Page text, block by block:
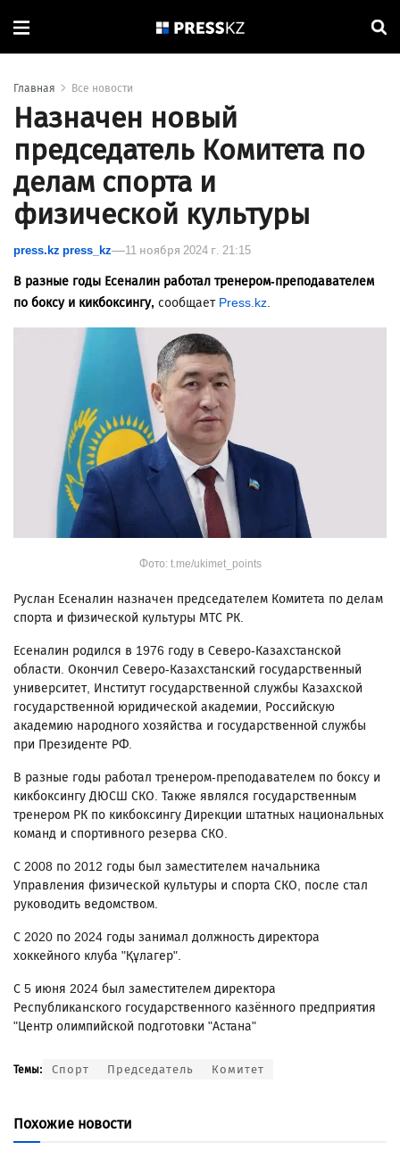
Главная Все новости
Назначен новый
председатель Комитета по
делам спорта и
физической культуры
press.kz press_kz 11 ноября 2024 г. 21:15
В разные годы Есеналин работал тренером-преподавателем
по боксу и кикбоксингу, сообщает Press.kz.
Фото: t.me/ukimet_points
Руслан Есеналин назначен председателем Комитета по делам
спорта и физической культуры МТС РК.
Есеналин родился в 1976 году в Северо-Казахстанской
области. Окончил Северо-Казахстанский государственный
университет, Институт государственной службы Казахской
государственной юридической академии, Российскую
академию народного хозяйства и государственной службы
при Президенте РФ.
В разные годы работал тренером-преподавателем по боксу и
кикбоксингу ДЮСШ СКО. Также являлся государственным
тренером РК по кикбоксингу Дирекции штатных национальных
команд и спортивного резерва СКО.
С 2008 по 2012 годы был заместителем начальника
Управления физической культуры и спорта СКО, после стал
руководить ведомством.
С 2020 по 2024 годы занимал должность директора
хоккейного клуба "Құлагер".
С 5 июня 2024 был заместителем директора
Республиканского государственного казённого предприятия
"Центр олимпийской подготовки "Астана"
Темы: Спорт Председатель Комитет
Похожие новости